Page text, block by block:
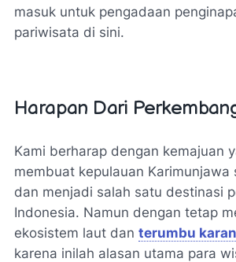
masuk untuk pengadaan
pariwisata di sini.
Harapan Dari
Kami berharap dengan kemajuan
membuat kepulauan Karimunjawa
dan menjadi salah satu destinasi
Indonesia. Namun dengan tetap
ekosistem laut dan terumbu
karena inilah alasan utama para